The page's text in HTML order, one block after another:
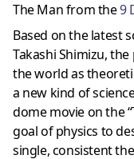
The Man from the9
Based on the latest
Takashi Shimizu,
the world as
a new kind of
dome movie on the
goal of physics to
single, consistent